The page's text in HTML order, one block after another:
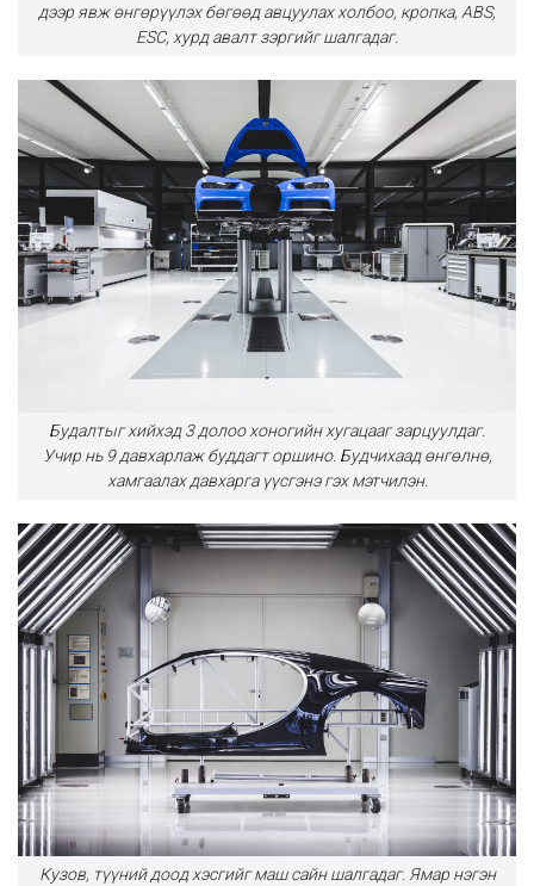
дээр явж өнгөрүүлэх бөгөөд авцуулах холбоо, кропка, ABS,
ESC, хурд авалт зэргийг шалгадаг.
Будалтыг хийхэд 3 долоо хоногийн хугацааг зарцуулдаг.
Учир нь 9 давхарлаж буддагт оршино. Будчихаад өнгөлнө,
хамгаалах давхарга үүсгэнэ гэх мэтчилэн.
Кузов, түүний доод хэсгийг маш сайн шалгадаг. Ямар нэгэн